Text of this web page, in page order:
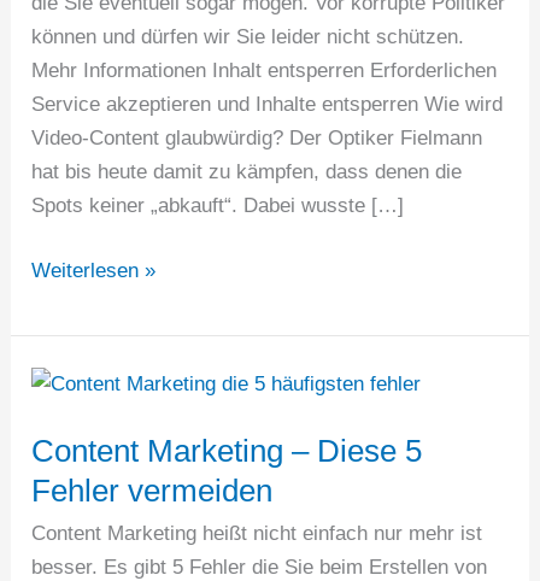
können und dürfen wir Sie leider nicht schützen.
Mehr Informationen Inhalt entsperren Erforderlichen
Service akzeptieren und Inhalte entsperren Wie wird
Video-Content glaubwürdig? Der Optiker Fielmann
hat bis heute damit zu kämpfen, dass denen die
Spots keiner „abkauft“. Dabei wusste […]
Glaubwürdiger
Content
–
man
planen?
Weiterlesen »
Content Marketing – Diese 5
Fehler vermeiden
Content Marketing heißt nicht einfach nur mehr ist
besser. Es gibt 5 Fehler die Sie beim Erstellen von